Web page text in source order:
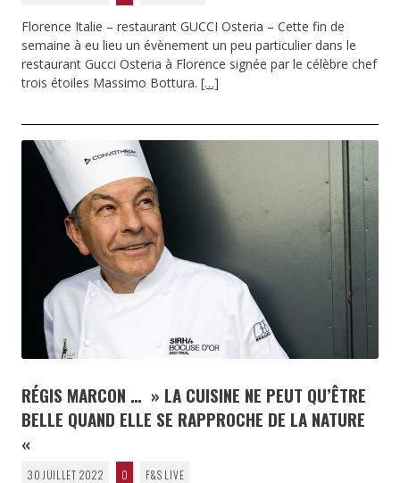
Florence Italie – restaurant GUCCI Osteria – Cette fin de
semaine à eu lieu un évènement un peu particulier dans le
restaurant Gucci Osteria à Florence signée par le célèbre chef
trois étoiles Massimo Bottura. […]
RÉGIS MARCON … » LA CUISINE NE PEUT QU’ÊTRE
BELLE QUAND ELLE SE RAPPROCHE DE LA NATURE
«
30 JUILLET 2022 0 F&S LIVE